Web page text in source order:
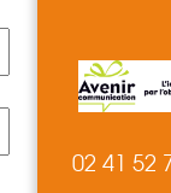
02 41 52